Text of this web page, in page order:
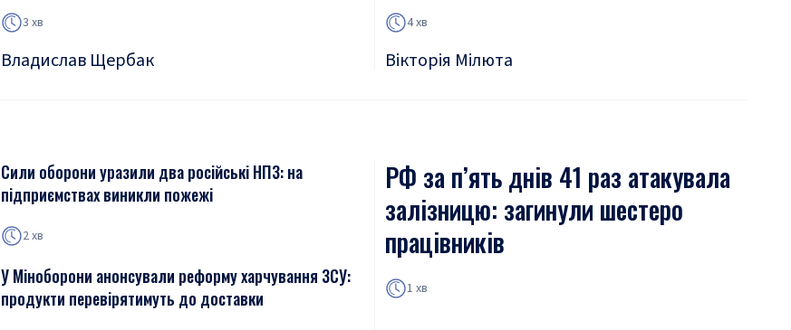
3 хв
Владислав Щербак
4 хв
Вікторія Мілюта
Сили оборони уразили два російські НПЗ: на
підприємствах виникли пожежі
2 хв
У Міноборони анонсували реформу харчування ЗСУ:
продукти перевірятимуть до доставки
РФ за п’ять днів 41 раз атакувала
залізницю: загинули шестеро
працівників
1 хв